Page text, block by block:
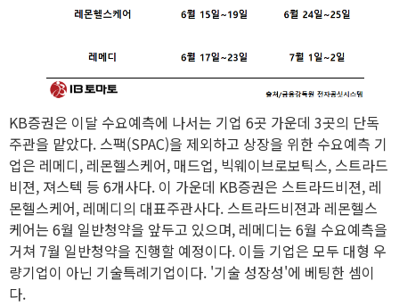
KB증권은 이달 수요예측에 나서는 기업 6곳 가운데 3곳의 단독
주관을 맡았다. 스팩(SPAC)을 제외하고 상장을 위한 수요예측 기
업은 레메디, 레몬헬스케어, 매드업, 빅웨이브로보틱스, 스트라드
비젼, 져스텍 등 6개사다. 이 가운데 KB증권은 스트라드비젼, 레
몬헬스케어, 레메디의 대표주관사다. 스트라드비젼과 레몬헬스
케어는 6월 일반청약을 앞두고 있으며, 레메디는 6월 수요예측을
거쳐 7월 일반청약을 진행할 예정이다. 이들 기업은 모두 대형 우
량기업이 아닌 기술특례기업이다. '기술 성장성'에 베팅한 셈이
다.